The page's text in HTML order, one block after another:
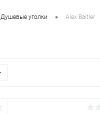
Душевые уголки • Alex Baitler